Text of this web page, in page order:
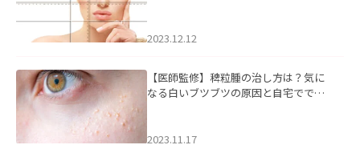
2023.12.12
【医師監修】稗粒腫の治し方は？気に
なる白いブツブツの原因と自宅ででき
2023.11.17